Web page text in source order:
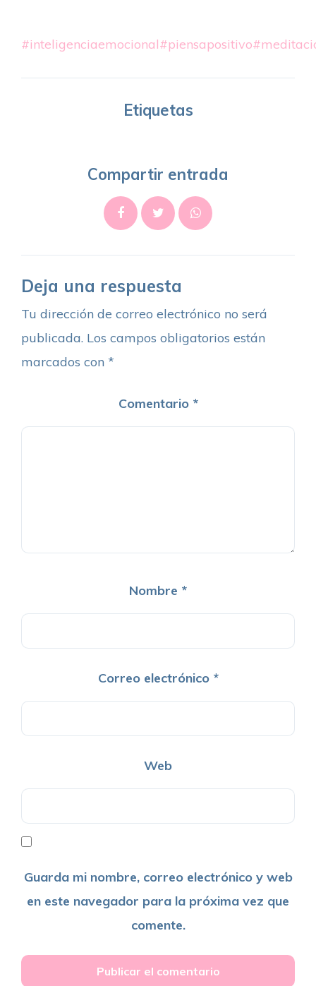
#inteligenciaemocional#piensapositivo
Etiquetas
Compartir entrada
Deja una respuesta
Tu dirección de correo electrónico no será
publicada. Los campos obligatorios están
marcados con *
Comentario *
Nombre *
Correo electrónico *
Web
Guarda mi nombre, correo electrónico y web
en este navegador para la próxima vez que
comente.